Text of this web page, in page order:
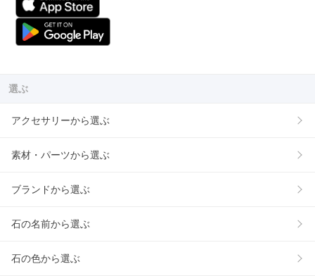
選ぶ
アクセサリーから選ぶ
素材・パーツから選ぶ
ブランドから選ぶ
石の名前から選ぶ
石の色から選ぶ